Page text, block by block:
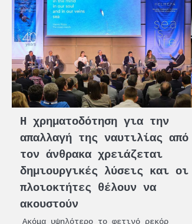
Η χρηματοδότηση για την
απαλλαγή της ναυτιλίας από
τον άνθρακα χρειάζεται
δημιουργικές λύσεις και οι
πλοιοκτήτες θέλουν να
ακουστούν
Ακόμα υψηλότερο το φετινό ρεκόρ